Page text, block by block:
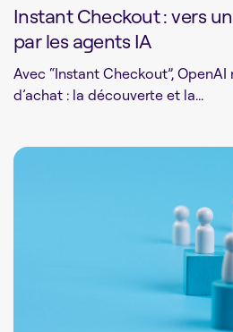
Instant Checkout : vers
par les agents IA
Avec “Instant Checkout”,
d’achat : la découverte et la...